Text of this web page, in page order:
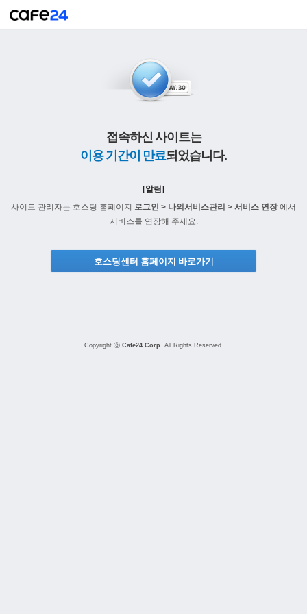
접속하신 사이트는
이용 기간이 만료되었습니다.
[알림]
사이트 관리자는 호스팅 홈페이지 로그인 > 나의서비스관리 > 서비스 연장에서
서비스를 연장해 주세요.
호스팅센터 홈페이지 바로가기
Copyright ⓒ Cafe24 Corp. All Rights Reserved.